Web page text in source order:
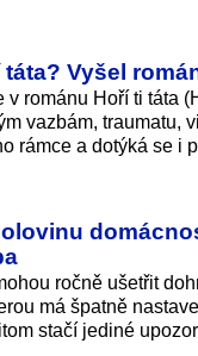
Vyšel
románu Hoří ti táta
vazbám, traumatu,
rámce a dotýká se i
ročně ušetřit
má špatně
stačí jediné